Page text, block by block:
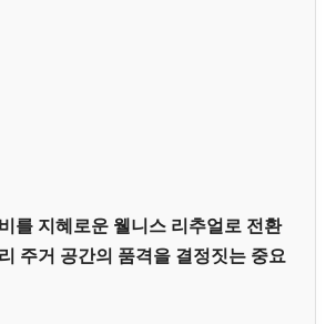
를 지혜로운 웰니스 리추얼로 전환
주거 공간의 품격을 결정짓는 중요